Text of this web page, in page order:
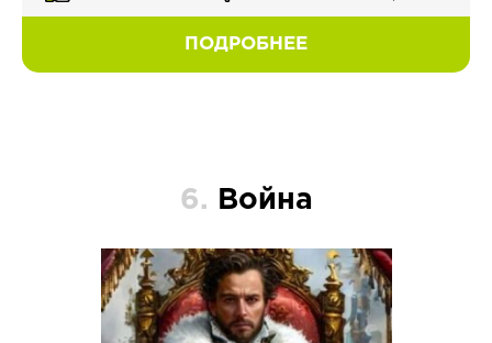
ПОДРОБНЕЕ
6. Война